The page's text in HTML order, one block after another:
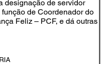
designação de servidor
função de Coordenador do
Feliz – PCF, e dá outras